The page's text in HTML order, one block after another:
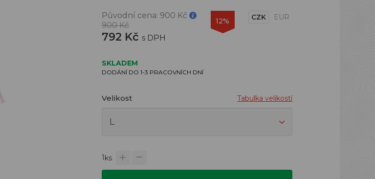
Původní cena: 900 Kč
900 Kč
792 Kč s DPH
12% CZK EUR
SKLADEM
DODÁNÍ DO 1-3 PRACOVNÍCH DNÍ
Velikost Tabulka velikostí
1ks